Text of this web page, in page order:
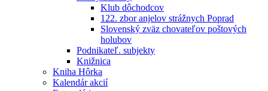
Klub dôchodcov
122. zbor anjelov strážnych Poprad
Slovenský zväz chovateľov poštových
holubov
Podnikateľ. subjekty
Knižnica
Kniha Hôrka
Kalendár akcií